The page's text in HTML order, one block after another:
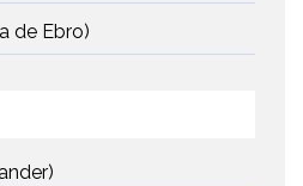
de Ebro)